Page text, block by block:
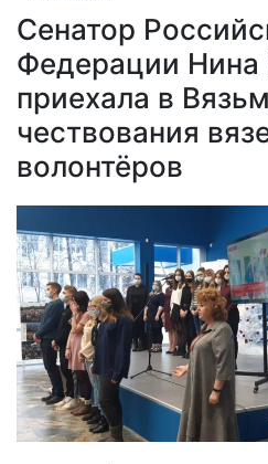
Сенатор
Федерации Нина
приехала в
чествования
волонтёров